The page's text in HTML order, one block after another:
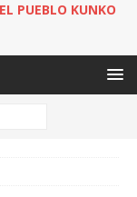
PUEBLO KUNKO